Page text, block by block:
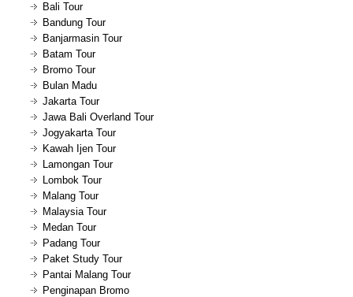
Bali Tour
Bandung Tour
Banjarmasin Tour
Batam Tour
Bromo Tour
Bulan Madu
Jakarta Tour
Jawa Bali Overland Tour
Jogyakarta Tour
Kawah Ijen Tour
Lamongan Tour
Lombok Tour
Malang Tour
Malaysia Tour
Medan Tour
Padang Tour
Paket Study Tour
Pantai Malang Tour
Penginapan Bromo